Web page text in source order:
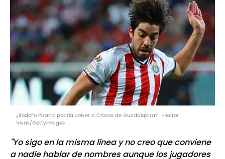
¿Rodolfo Pizarro podría volver a Chivas de Guadalajara? | Hector
Vivas/GettyImages
"Yo sigo en la misma línea y no creo que conviene
a nadie hablar de nombres aunque los jugadores